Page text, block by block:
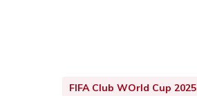
FIFA Club WOrld Cup 2025